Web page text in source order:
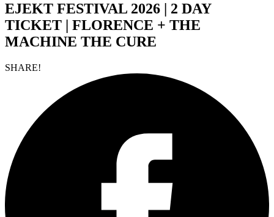
EJEKT FESTIVAL 2026 | 2 DAY
TICKET | FLORENCE + THE
MACHINE THE CURE
SHARE!